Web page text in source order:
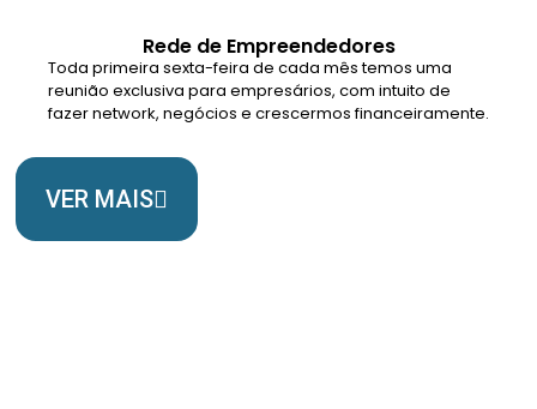
Rede de Empreendedores
Toda primeira sexta-feira de cada mês temos uma
reunião exclusiva para empresários, com intuito de
fazer network, negócios e crescermos financeiramente.
VER MAIS